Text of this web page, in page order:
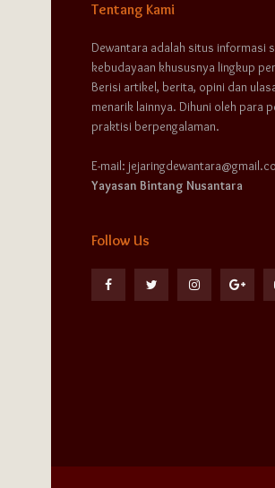
Tentang Kami
Dewantara adalah situs informasi
kebudayaan khususnya lingkup
Berisi artikel, berita, opini dan
menarik lainnya. Dihuni oleh para
praktisi berpengalaman.
E-mail:
Yayasan Bintang Nusantara
Follow Us